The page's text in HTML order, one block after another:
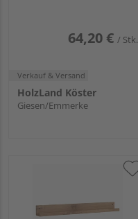
64,20 € / Stk.
Verkauf & Versand
HolzLand Köster
Giesen/Emmerke